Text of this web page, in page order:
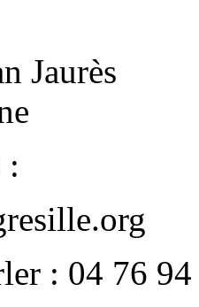
Jaurès
:
: 04 76